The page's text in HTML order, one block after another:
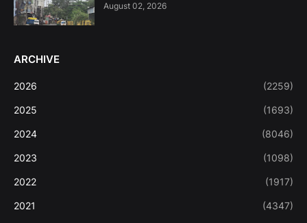
August 02, 2026
ARCHIVE
2026 (2259)
2025 (1693)
2024 (8046)
2023 (1098)
2022 (1917)
2021 (4347)